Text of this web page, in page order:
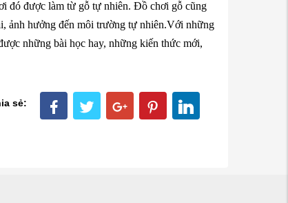
đó được làm từ gỗ tự nhiên. Đồ chơi gỗ cũng
ảnh hưởng đến môi trường tự nhiên.Với những
những bài học hay, những kiến thức mới,
sẻ: